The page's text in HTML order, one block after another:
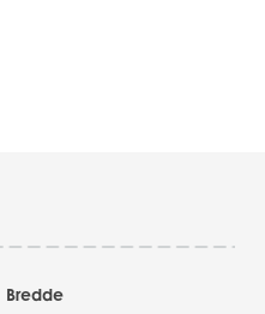
Bredde